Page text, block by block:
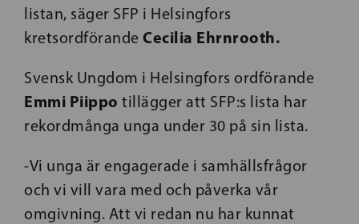
listan, säger SFP i Helsingfors
kretsordförande Cecilia Ehrnrooth.
Svensk Ungdom i Helsingfors ordförande
Emmi Piippo tillägger att SFP:s lista har
rekordmånga unga under 30 på sin lista.
-Vi unga är engagerade i samhällsfrågor
och vi vill vara med och påverka vår
omgivning. Att vi redan nu har kunnat